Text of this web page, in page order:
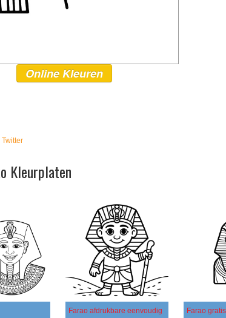
Online Kleuren
Twitter
Kleurplaten
Farao afdrukbare eenvoudig Farao